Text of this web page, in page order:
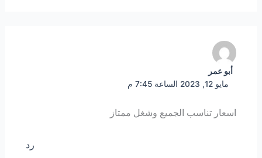
أبو عمر
مايو 12, 2023 الساعة 7:45 م
اسعار تناسب الجميع وشغل ممتاز
رد